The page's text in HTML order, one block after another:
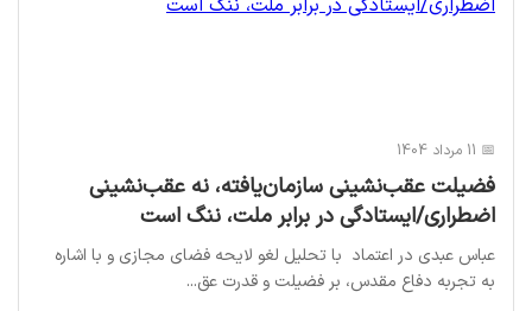
📅 11 مرداد 1404
فضیلت عقب‌نشینی سازمان‌یافته، نه عقب‌نشینی
اضطراری/ایستادگی در برابر ملت، ننگ است
عباس عبدی در اعتماد با تحلیل لغو لایحه فضای مجازی و با اشاره
به تجربه دفاع مقدس، بر فضیلت و قدرت عق...